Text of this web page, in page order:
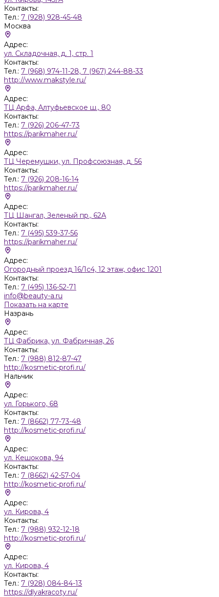
Контакты:
Тел.: 7 (928) 928-45-48
Москва
Адрес:
ул. Складочная, д. 1, стр. 1
Контакты:
Тел.: 7 (968) 974-11-28, 7 (967) 244-88-33
http://www.makstyle.ru/
Адрес:
ТЦ Арфа, Алтуфьевское ш., 80
Контакты:
Тел.: 7 (926) 206-47-73
https://parikmaher.ru/
Адрес:
ТЦ Черемушки, ул. Профсоюзная, д. 56
Контакты:
Тел.: 7 (926) 208-16-14
https://parikmaher.ru/
Адрес:
ТЦ Шангал, Зеленый пр., 62А
Контакты:
Тел.: 7 (495) 539-37-56
https://parikmaher.ru/
Адрес:
Огородный проезд 16/1с4, 12 этаж, офис 1201
Контакты:
Тел.: 7 (495) 136-52-71
info@beauty-a.ru
Показать на карте
Назрань
Адрес:
ТЦ Фабрика, ул. Фабричная, 26
Контакты:
Тел.: 7 (988) 812-87-47
http://kosmetic-profi.ru/
Нальчик
Адрес:
ул. Горького, 68
Контакты:
Тел.: 7 (8662) 77-73-48
http://kosmetic-profi.ru/
Адрес:
ул. Кешокова, 94
Контакты:
Тел.: 7 (8662) 42-57-04
http://kosmetic-profi.ru/
Адрес:
ул. Кирова, 4
Контакты:
Тел.: 7 (988) 932-12-18
http://kosmetic-profi.ru/
Адрес:
ул. Кирова, 4
Контакты:
Тел.: 7 (928) 084-84-13
https://dlyakracoty.ru/